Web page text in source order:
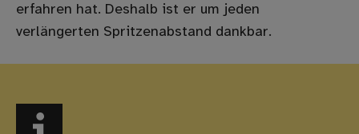
erfahren hat. Deshalb ist er um jeden
verlängerten Spritzenabstand dankbar.